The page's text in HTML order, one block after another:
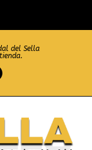
del Sella